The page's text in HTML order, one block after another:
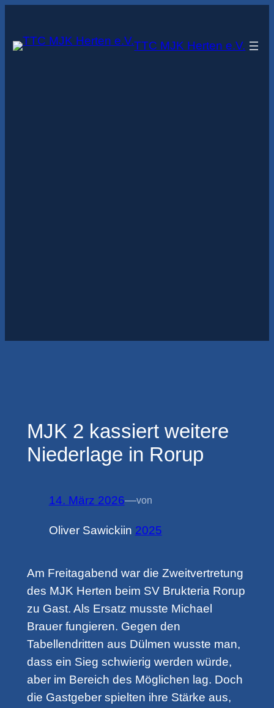
springen
TTC MJK Herten e.V.
MJK 2 kassiert weitere
Niederlage in Rorup
14. März 2026—von
Oliver Sawickiin 2025
Am Freitagabend war die Zweitvertretung
des MJK Herten beim SV Brukteria Rorup
zu Gast. Als Ersatz musste Michael
Brauer fungieren. Gegen den
Tabellendritten aus Dülmen wusste man,
dass ein Sieg schwierig werden würde,
aber im Bereich des Möglichen lag. Doch
die Gastgeber spielten ihre Stärke aus,